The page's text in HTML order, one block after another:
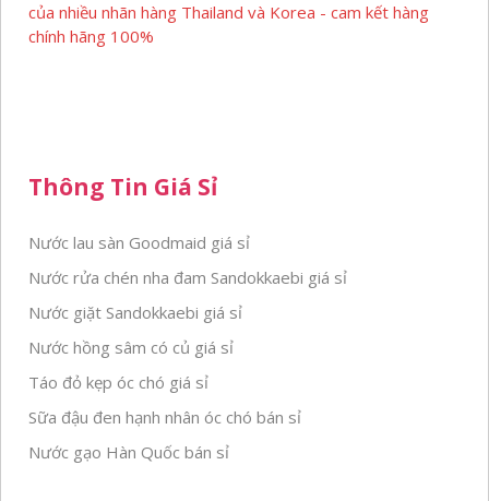
của nhiều nhãn hàng Thailand và Korea - cam kết hàng
chính hãng 100%
Thông Tin Giá Sỉ
Nước lau sàn Goodmaid giá sỉ
Nước rửa chén nha đam Sandokkaebi giá sỉ
Nước giặt Sandokkaebi giá sỉ
Nước hồng sâm có củ giá sỉ
Táo đỏ kẹp óc chó giá sỉ
Sữa đậu đen hạnh nhân óc chó bán sỉ
Nước gạo Hàn Quốc bán sỉ